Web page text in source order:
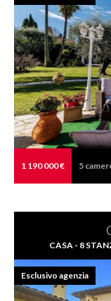
1 190 000 € 5
CASA - 8
Esclusivo agenzia